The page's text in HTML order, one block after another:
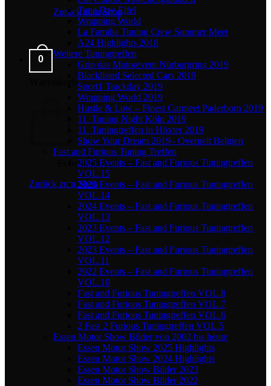
Zurück zum Shop
0
Es befinden sich keine Produkte im Warenkorb.
Zurück zum Shop
Tune Day Eifel
Wrapping World
La Familia Tuning Crew Summer Meet
A24 Highlights 2018
Weitere Tuningtreffen
Grip das Motorevent Nürburgring 2019
Blacklisted Selected Cars 2019
Sport1 Trackday 2019
Wrapping World 2019
Hustle & Low – Finest Carmeet Paderborn 2019
11. Tuning Night Köln 2019
11. Tuningtreffen in Höxter 2019
Show Your Dream 2019– Overpelt Belgien
Fast and Furious Tuning Treffen
2025 Events – Fast and Furious Tuningtreffen
VOL.15
2025 Events – Fast and Furious Tuningtreffen
VOL.14
2024 Events – Fast and Furious Tuningtreffen
VOL.13
2023 Events – Fast and Furious Tuningtreffen
VOL.12
2023 Events – Fast and Furious Tuningtreffen
VOL.11
2022 Events – Fast and Furious Tuningtreffen
VOL.10
Fast and Furious Tuningtreffen VOL.8
Fast and Furious Tuningtreffen VOL.7
Fast and Furious Tuningtreffen VOL.6
2 Fast 2 Furious Tuningtreffen VOL.5
Essen Motor Show Bilder von 2002 bis heute
Essen Motor Show 2025 Highlights
Essen Motor Show 2024 Highlights
Essen Motor Show Bilder 2023
Essen Motor Show Bilder 2022